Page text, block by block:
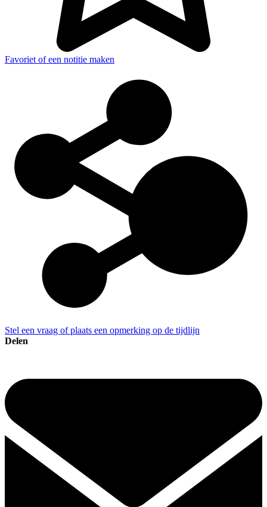
Favoriet of een notitie maken
Stel een vraag of plaats een opmerking op de tijdlijn
Delen